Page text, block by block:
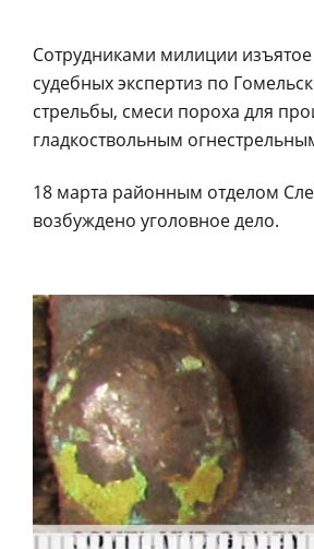
Сотрудниками милиции изъятое
судебных экспертиз по
стрельбы, смеси пороха для
гладкоствольным
18 марта районным отделом
возбуждено уголовное дело.